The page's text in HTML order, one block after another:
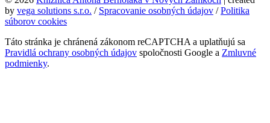
by vega solutions s.r.o. / Spracovanie osobných údajov /Politika
súborov cookies
Táto stránka je chránená zákonom reCAPTCHA a uplatňujú sa
Pravidlá ochrany osobných údajov spoločnosti Google a Zmluvné
podmienky.